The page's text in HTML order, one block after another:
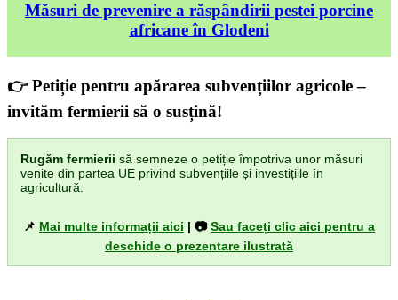
Măsuri de prevenire a răspândirii pestei porcine
africane în Glodeni
👉 Petiție pentru apărarea subvențiilor agricole –
invităm fermierii să o susțină!
Rugăm fermierii să semneze o petiție împotriva unor măsuri
venite din partea UE privind subvențiile și investițiile în
agricultură.
📌 Mai multe informații aici | 📷Sau faceți clic aici pentru a
deschide o prezentare ilustrată